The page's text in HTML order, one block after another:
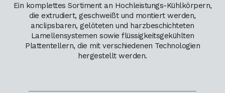
Ein komplettes Sortiment an Hochleistungs-Kühlkörpern,
die extrudiert, geschweißt und montiert werden,
anclipsbaren, gelöteten und harzbeschichteten
Lamellensystemen sowie flüssigkeitsgekühlten
Plattentellern, die mit verschiedenen Technologien
hergestellt werden.